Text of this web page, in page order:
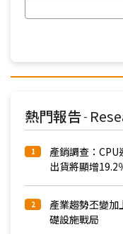
熱門報告 -
1
產銷調查：
出貨將顯增19.2
2
產業趨勢丕變
礎設施戰局